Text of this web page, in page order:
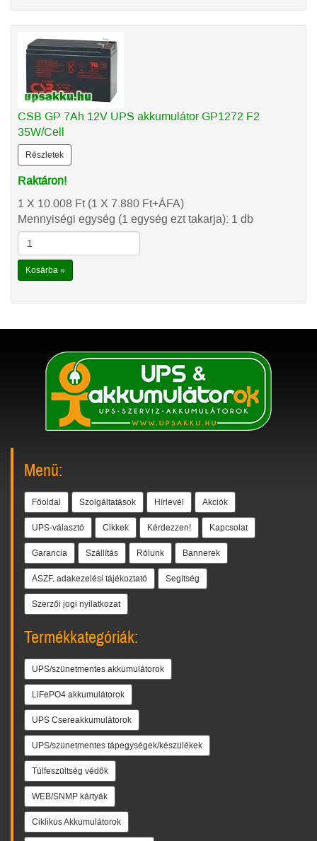
CSB GP 7Ah 12V UPS akkumulátor GP1272 F2
35W/Cell
Részletek
Raktáron!
1 X 10.008 Ft(1 X 7.880 Ft+ÁFA)
Mennyiségi egység (1 egység ezt takarja): 1 db
Kosárba »
Menü:
Főoldal Szolgáltatások Hírlevél Akciók
UPS-választó Cikkek Kérdezzen! Kapcsolat
Garancia Szállítás Rólunk Bannerek
ÁSZF, adakezelési tájékoztató Segítség
Szerzői jogi nyilatkozat
Termékkategóriák:
UPS/szünetmentes akkumulátorok
LiFePO4 akkumulátorok
UPS Csereakkumulátorok
UPS/szünetmentes tápegységek/készülékek
Túlfeszültség védők
WEB/SNMP kártyák
Ciklikus Akkumulátorok